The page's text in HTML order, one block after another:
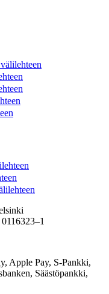
Apple Pay, S-Pankki,
Säästöpankki,